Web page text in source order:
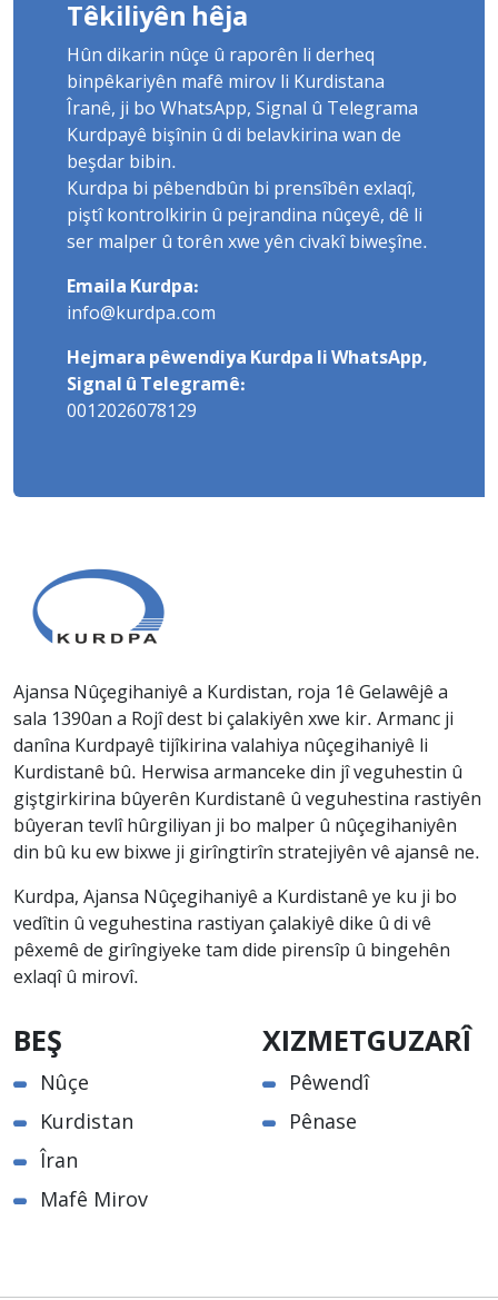
Têkiliyên hêja
Hûn dikarin nûçe û raporên li derheq
binpêkariyên mafê mirov li Kurdistana
Îranê, ji bo WhatsApp, Signal û Telegrama
Kurdpayê bişînin û di belavkirina wan de
beşdar bibin.
Kurdpa bi pêbendbûn bi prensîbên exlaqî,
piştî kontrolkirin û pejrandina nûçeyê, dê li
ser malper û torên xwe yên civakî biweşîne.
Emaila Kurdpa:
info@kurdpa.com
Hejmara pêwendiya Kurdpa li WhatsApp,
Signal û Telegramê:
0012026078129
Ajansa Nûçegihaniyê a Kurdistan, roja 1ê Gelawêjê a
sala 1390an a Rojî dest bi çalakiyên xwe kir. Armanc ji
danîna Kurdpayê tijîkirina valahiya nûçegihaniyê li
Kurdistanê bû. Herwisa armanceke din jî veguhestin û
giştgirkirina bûyerên Kurdistanê û veguhestina rastiyên
bûyeran tevlî hûrgiliyan ji bo malper û nûçegihaniyên
din bû ku ew bixwe ji girîngtirîn stratejiyên vê ajansê ne.
Kurdpa, Ajansa Nûçegihaniyê a Kurdistanê ye ku ji bo
vedîtin û veguhestina rastiyan çalakiyê dike û di vê
pêxemê de girîngiyeke tam dide pirensîp û bingehên
exlaqî û mirovî.
BEŞ
Nûçe
Kurdistan
Îran
Mafê Mirov
XIZMETGUZARÎ
Pêwendî
Pênase